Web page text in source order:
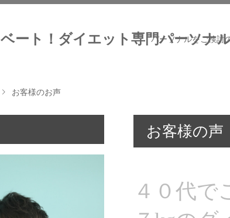
ート！ダイエット専門パーソナ
パーソナルをご検討
お客様のお声
お客様の声
４０代で